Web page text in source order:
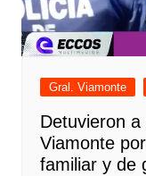
Gral. Viamonte
Detuvieron
Viamonte
familiar y de